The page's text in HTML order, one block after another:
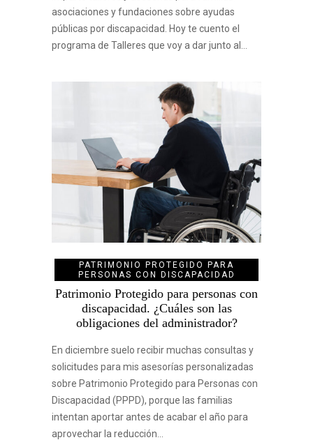
asociaciones y fundaciones sobre ayudas
públicas por discapacidad. Hoy te cuento el
programa de Talleres que voy a dar junto al…
PATRIMONIO PROTEGIDO PARA
PERSONAS CON DISCAPACIDAD
Patrimonio Protegido para personas con
discapacidad. ¿Cuáles son las
obligaciones del administrador?
En diciembre suelo recibir muchas consultas y
solicitudes para mis asesorías personalizadas
sobre Patrimonio Protegido para Personas con
Discapacidad (PPPD), porque las familias
intentan aportar antes de acabar el año para
aprovechar la reducción…